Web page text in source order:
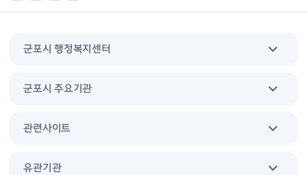
군포시 행정복지센터
군포시 주요기관
관련사이트
유관기관